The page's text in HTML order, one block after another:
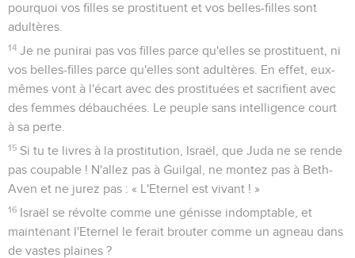
pourquoi vos filles se prostituent et vos belles-filles sont
adultères.
14 Je ne punirai pas vos filles parce qu'elles se prostituent, ni
vos belles-filles parce qu'elles sont adultères. En effet, eux-
mêmes vont à l'écart avec des prostituées et sacrifient avec
des femmes débauchées. Le peuple sans intelligence court
à sa perte.
15 Si tu te livres à la prostitution, Israël, que Juda ne se rende
pas coupable ! N'allez pas à Guilgal, ne montez pas à Beth-
Aven et ne jurez pas : « L'Eternel est vivant ! »
16 Israël se révolte comme une génisse indomptable, et
maintenant l'Eternel le ferait brouter comme un agneau dans
de vastes plaines ?